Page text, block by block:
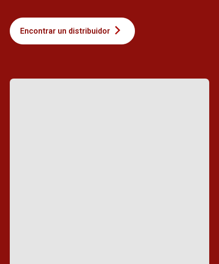
Encontrar un distribuidor